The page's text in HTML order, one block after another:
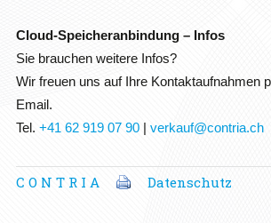
Cloud-Speicheranbindung – Infos
Sie brauchen weitere Infos?
Wir freuen uns auf Ihre Kontaktaufnahmen
Email.
Tel. +41 62 919 07 90| verkauf@contria.ch
C O N T R I A Datenschutz